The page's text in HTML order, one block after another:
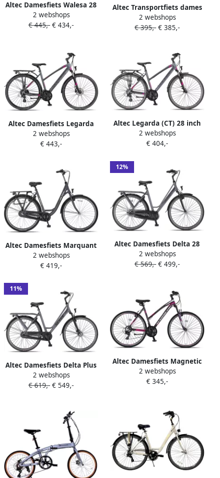
Altec Damesfiets Walesa 28
Inch 55 cm Dames 3V
Rollerbrake Grijs
2 webshops
€ 445,- € 434,-
Altec Transportfiets dames
Dutch 28 Inch 57 cm Dames
3V Terugtraprem
2 webshops
€ 395,- € 385,-
Altec Damesfiets Legarda
28 Inch 49 cm Dames 24V
Hydraulische schijfrem
2 webshops
€ 443,-
Altec Legarda (CT) 28 inch
Damesfiets V-Brakes 24
Versn. Antraciet Pink
2 webshops
€ 404,-
Altec Damesfiets Marquant
28 Inch 56 cm Dames 3V V-
Brakes Grijs
2 webshops
€ 419,-
12%
Altec Damesfiets Delta 28
Inch 56 cm Dames 3V
Rollerbrake Matgrijs
2 webshops
€ 569,- € 499,-
11%
Altec Damesfiets Delta Plus
28 Inch 56 cm Dames 3V
Rollerbrake Matgrijs
2 webshops
€ 619,- € 549,-
Altec Damesfiets Magnetic
28 Inch 52 cm Dames 21V V-
Brakes Antraciet
2 webshops
€ 345,-